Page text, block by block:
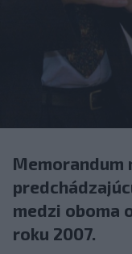
Memorandum
medzi oboma
roku 2007.